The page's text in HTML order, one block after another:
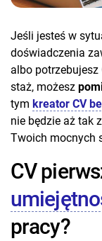
Jeśli jesteś w
doświadczenia
albo potrzebujesz
staż, możesz
tym kreator CV
nie będzie aż tak
Twoich mocnych
CV
pracy?